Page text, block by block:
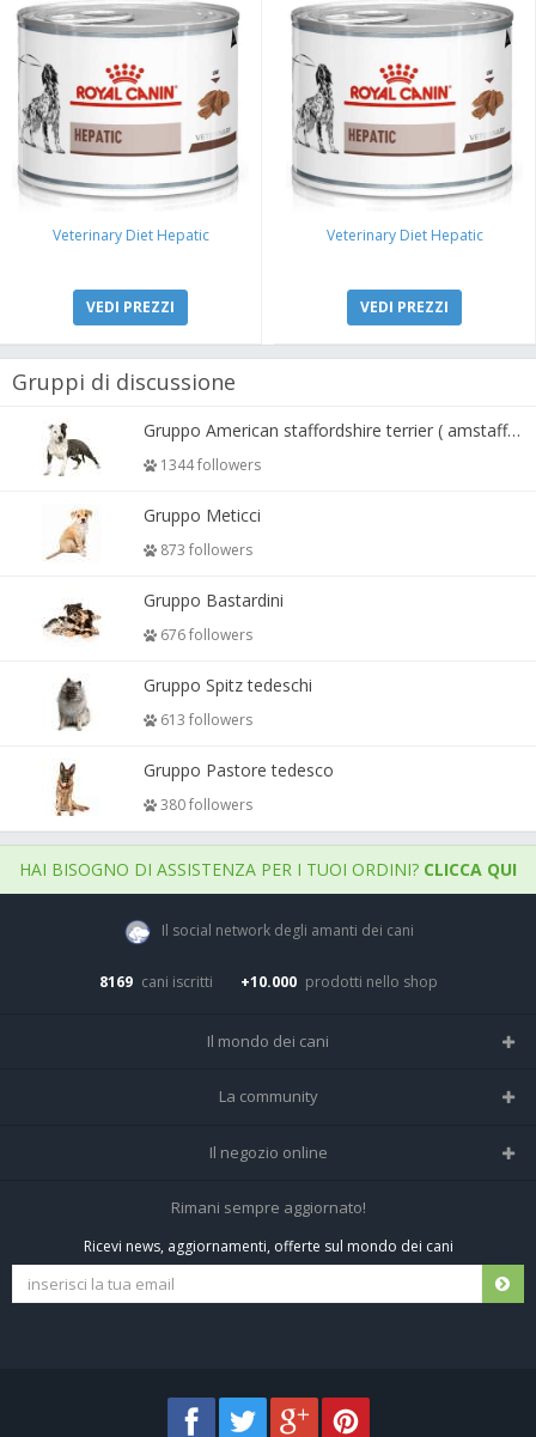
Veterinary Diet Hepatic
VEDI PREZZI
Veterinary Diet Hepatic
VEDI PREZZI
Gruppi di discussione
Gruppo American staffordshire terrier ( amstaff, amastaff )
1344 followers
Gruppo Meticci
873 followers
Gruppo Bastardini
676 followers
Gruppo Spitz tedeschi
613 followers
Gruppo Pastore tedesco
380 followers
HAI BISOGNO DI ASSISTENZA PER I TUOI ORDINI? CLICCA QUI
Il social network degli amanti dei cani
8169 cani iscritti +10.000 prodotti nello shop
Il mondo dei cani
Tutte le razze
La community
Home
Tutti i cani iscritti
Il negozio online
Negozio per cani
Spedizioni e resi
Rimani sempre aggiornato!
Ricevi news, aggiornamenti, offerte sul mondo dei cani